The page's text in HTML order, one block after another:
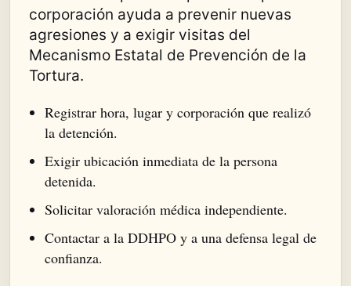
corporación ayuda a prevenir nuevas
agresiones y a exigir visitas del
Mecanismo Estatal de Prevención de la
Tortura.
Registrar hora, lugar y corporación que realizó
la detención.
Exigir ubicación inmediata de la persona
detenida.
Solicitar valoración médica independiente.
Contactar a la DDHPO y a una defensa legal de
confianza.